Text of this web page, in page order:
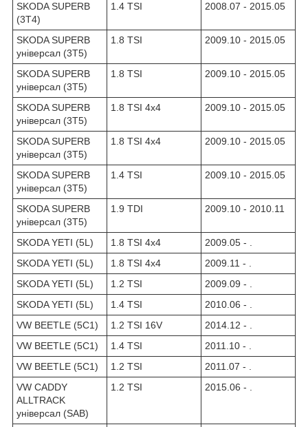
SKODA SUPERB
(3T4)
1.4 TSI 2008.07 - 2015.05
SKODA SUPERB
універсал (3T5)
1.8 TSI 2009.10 - 2015.05
SKODA SUPERB
універсал (3T5)
1.8 TSI 2009.10 - 2015.05
SKODA SUPERB
універсал (3T5)
1.8 TSI 4x4 2009.10 - 2015.05
SKODA SUPERB
універсал (3T5)
1.8 TSI 4x4 2009.10 - 2015.05
SKODA SUPERB
універсал (3T5)
1.4 TSI 2009.10 - 2015.05
SKODA SUPERB
універсал (3T5)
1.9 TDI 2009.10 - 2010.11
SKODA YETI (5L) 1.8 TSI 4x4
2009.05 - .
SKODA YETI (5L)
1.8 TSI 4x4
2009.11 - .
SKODA YETI (5L)
1.2 TSI
2009.09 - .
SKODA YETI (5L)
1.4 TSI
2010.06 - .
VW BEETLE (5C1)
1.2 TSI 16V
2014.12 - .
VW BEETLE (5C1)
1.4 TSI
2011.10 - .
VW BEETLE (5C1)
1.2 TSI
2011.07 - .
VW CADDY
ALLTRACK
універсал (SAB)
1.2 TSI 2015.06 - .